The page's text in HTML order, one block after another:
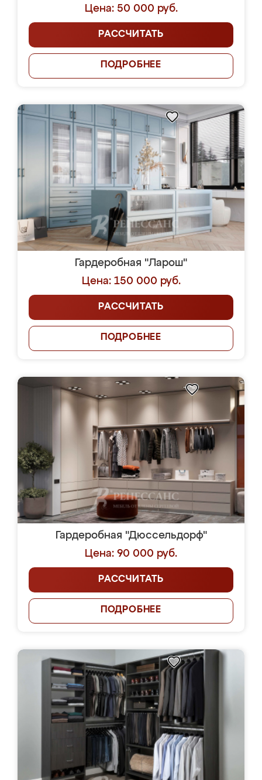
Цена: 50 000 руб.
РАССЧИТАТЬ
ПОДРОБНЕЕ
Гардеробная "Ларош"
Цена: 150 000 руб.
РАССЧИТАТЬ
ПОДРОБНЕЕ
Гардеробная "Дюссельдорф"
Цена: 90 000 руб.
РАССЧИТАТЬ
ПОДРОБНЕЕ